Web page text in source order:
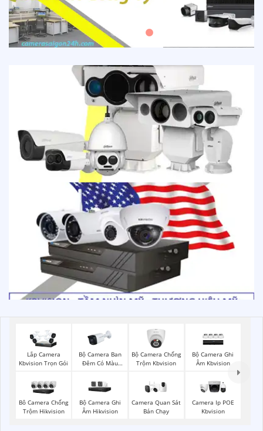
Lắp Camera
Kbvision Trọn Gói
Bộ Camera Ban
Đêm Có Màu
Bộ Camera Chống
Trộm Kbvision
Bộ Camera Ghi
Âm Kbvision
Bô Camera Chống
Trộm Hikvision
Bộ Camera Ghi
Âm Hikvision
Camera Quan Sát
Bán Chạy
Camera Ip POE
Kbvision